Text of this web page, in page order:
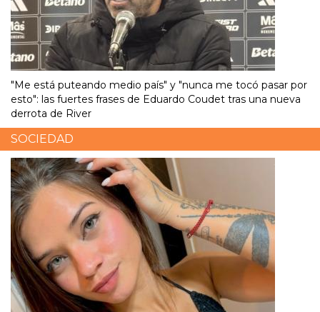
"Me está puteando medio país" y "nunca me tocó pasar por
esto": las fuertes frases de Eduardo Coudet tras una nueva
derrota de River
SOCIEDAD